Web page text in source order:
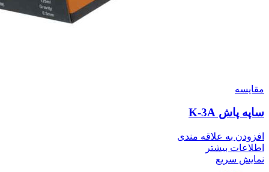
مقايسه
ساپه پاش K-3A
افزودن به علاقه مندی
اطلاعات بیشتر
نمایش سریع